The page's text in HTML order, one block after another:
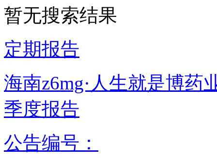
暂无搜索结果
定期报告
海南z6mg·人生就是博药
季度报告
公告编号：